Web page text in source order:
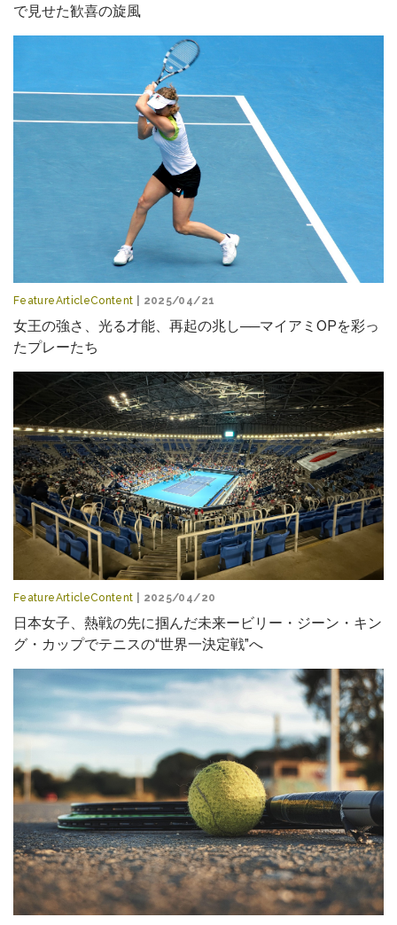
で見せた歓喜の旋風
FeatureArticleContent | 2025/04/21
女王の強さ、光る才能、再起の兆し──マイアミOPを彩っ
たプレーたち
FeatureArticleContent | 2025/04/20
日本女子、熱戦の先に掴んだ未来ービリー・ジーン・キン
グ・カップでテニスの“世界一決定戦”へ